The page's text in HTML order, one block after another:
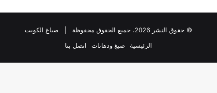
© حقوق النشر 2026، جميع الحقوق محفوظة |
صباغ الكويت
الرئيسية
صبغ ودهانات اتصل بنا